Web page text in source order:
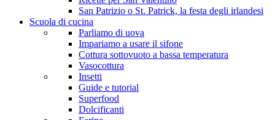
San Patrizio o St. Patrick, la festa degli irlandesi
Scuola di cucina
Parliamo di uova
Impariamo a usare il sifone
Cottura sottovuoto a bassa temperatura
Vasocottura
Insetti
Guide e tutorial
Superfood
Dolcificanti